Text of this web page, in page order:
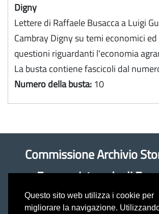
Questo sito web utilizza i cookie per
migliorare la navigazione.
Digny
Lettere di Raffaele Busacca a Luigi
Cambray Digny su temi economici
questioni riguardanti l'economia
La busta contiene fascicoli dal
Numero della busta: 10
Commissione Archivio
Economiste e degli
Coordinatrice: prof.ssa Antonella